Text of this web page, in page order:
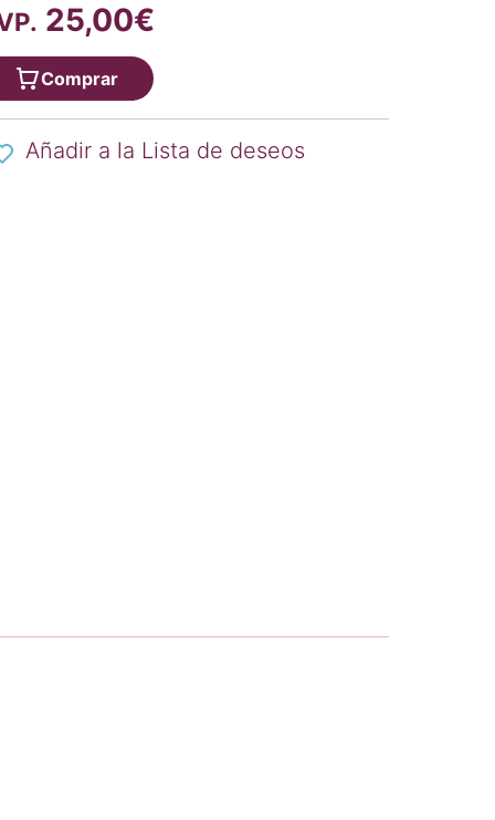
25,00€
Comprar
Añadir a la Lista de deseos